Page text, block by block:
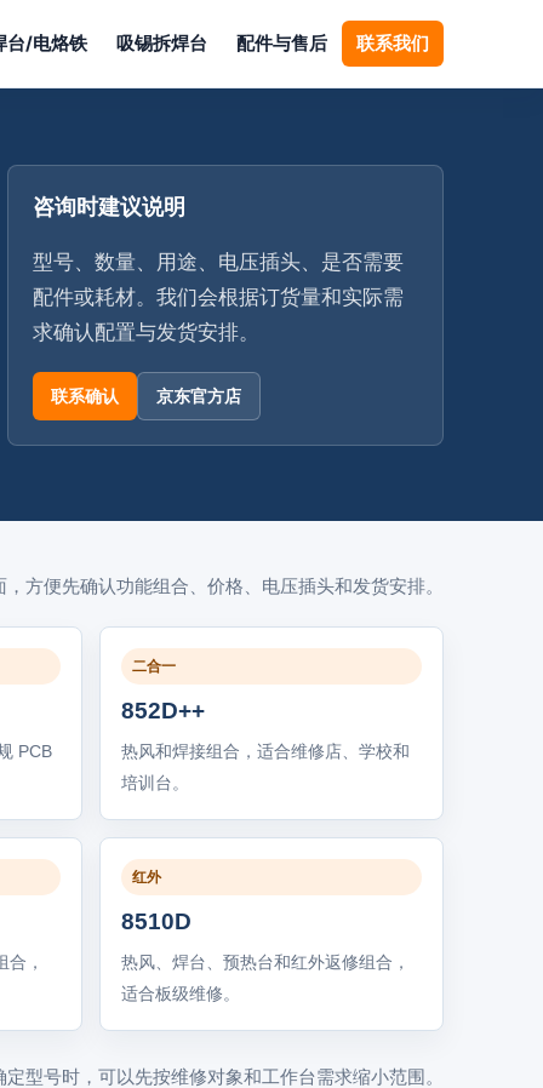
台/电烙铁 吸锡拆焊台 配件与售后 联系我们
咨询时建议说明
型号、数量、用途、电压插头、是否需要
配件或耗材。我们会根据订货量和实际需
求确认配置与发货安排。
联系确认 京东官方店
方便先确认功能组合、价格、电压插头和发货安排。
PCB
二合一
852D++
热风和焊接组合，适合维修店、学校和
培训台。
，
红外
8510D
热风、焊台、预热台和红外返修组合，
适合板级维修。
定型号时，可以先按维修对象和工作台需求缩小范围。